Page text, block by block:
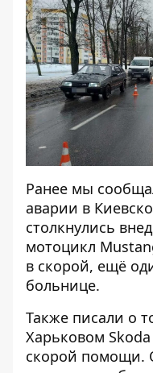
Ранее мы
аварии в
столкнулись
мотоцикл
в скорой, ещё
больнице.
Также писали о
Харьковом
скорой помощи.